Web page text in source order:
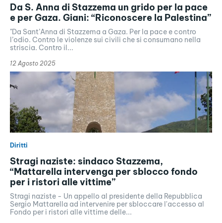
Da S. Anna di Stazzema un grido per la pace
e per Gaza. Giani: “Riconoscere la Palestina”
"Da Sant’Anna di Stazzema a Gaza. Per la pace e contro
l’odio. Contro le violenze sui civili che si consumano nella
striscia. Contro il...
12 Agosto 2025
Diritti
Stragi naziste: sindaco Stazzema,
“Mattarella intervenga per sblocco fondo
per i ristori alle vittime”
Stragi naziste - Un appello al presidente della Repubblica
Sergio Mattarella ad intervenire per sbloccare l'accesso al
Fondo per i ristori alle vittime delle...